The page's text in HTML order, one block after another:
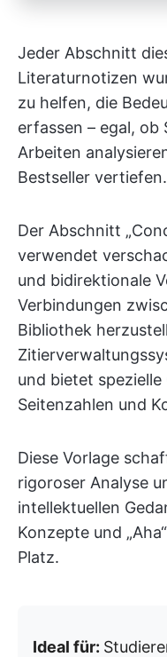
Jeder Abschnitt
Literaturnotizen
zu helfen, die
erfassen – egal, ob
Arbeiten
Bestseller vertiefen.
Der Abschnitt
verwendet
und bidirektionale
Verbindungen
Bibliothek
und bietet
Seitenzahlen und
Diese Vorlage
rigoroser Analyse
intellektuellen
Konzepte und
Platz.
Ideal für: